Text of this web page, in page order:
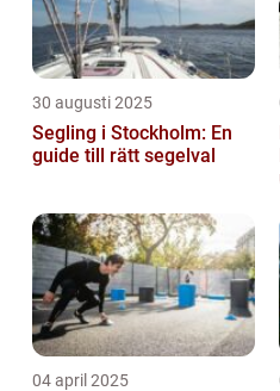
30 augusti 2025
Segling i Stockholm: En
guide till rätt segelval
04 april 2025